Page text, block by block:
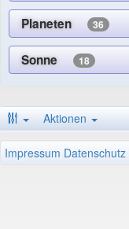
Planeten 36
Sonne 18
Aktionen
Impressum Datenschutz